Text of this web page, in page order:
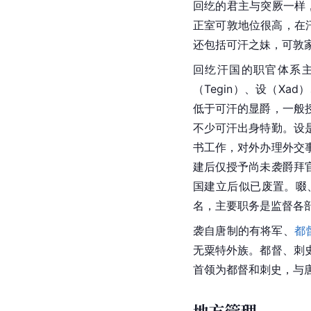
回纥的君主与突厥一样
正室可敦地位很高，
还包括可汗之妹，可敦
回纥汗国的职官体系
（Tegin）、设（Xad
低于可汗的显爵，一般
不少可汗出身特勤。设
书工作，对外办理外交
建后仅授予尚未袭爵拜
国建立后似已废置。
名，主要职务是监督各
袭自唐制的有将军、 都
无粟特外族。都督、刺
首领为都督和刺史，与